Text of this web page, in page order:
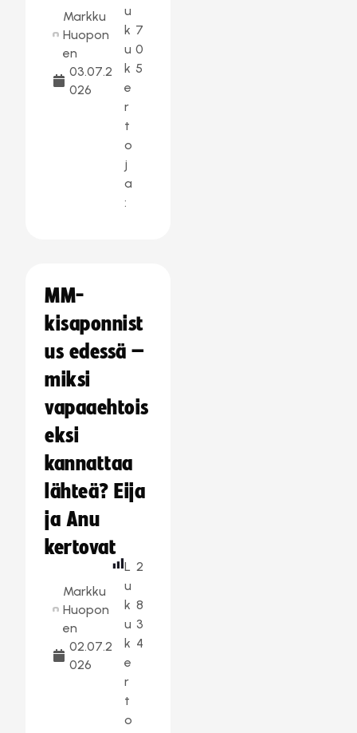
Markku
Huopon
en
03.07.2
026
u
k
u
k
e
r
t
o
j
a
:
7
0
5
MM-
kisaponnist
us edessä –
miksi
vapaaehtois
eksi
kannattaa
lähteä? Eija
ja Anu
kertovat
Markku
Huopon
en
02.07.2
026
L
u
k
u
k
e
r
t
o
2
8
3
4